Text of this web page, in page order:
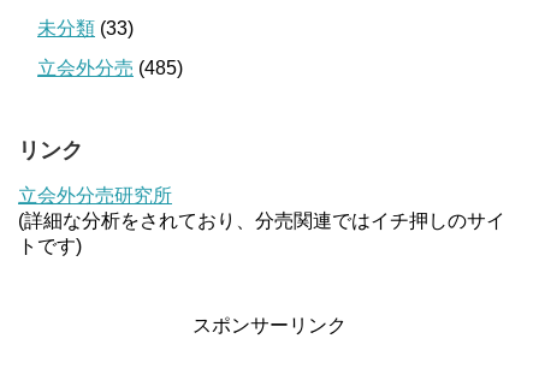
未分類 (33)
立会外分売 (485)
リンク
立会外分売研究所
(詳細な分析をされており、分売関連ではイチ押しのサイ
トです)
スポンサーリンク